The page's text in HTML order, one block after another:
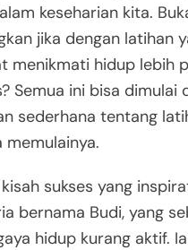
keseharian kita.
jika dengan latihan
menikmati hidup lebih
Semua ini bisa dimulai
sederhana tentang
memulainya.
sukses yang
bernama Budi, yang
hidup kurang aktif.